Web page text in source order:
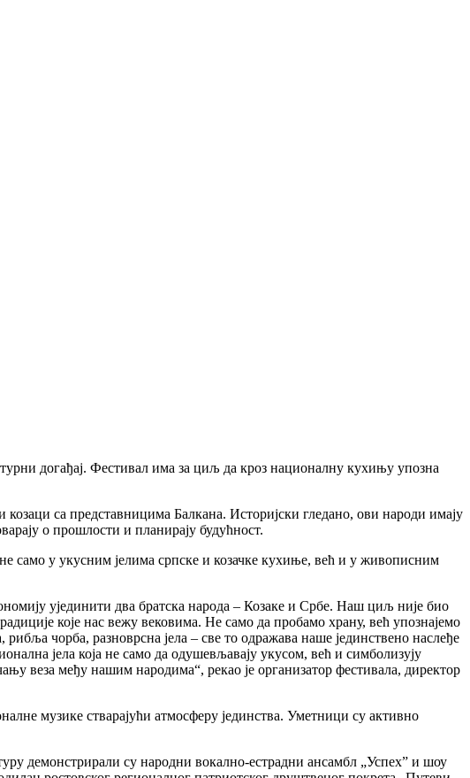
догађај. Фестивал има за циљ да кроз националну кухињу упозна
са представницима Балкана. Историјски гледано, ови народи имају
о прошлости и планирају будућност.
само у укусним јелима српске и козачке кухиње, већ и у живописним
ујединити два братска народа – Козаке и Србе. Наш циљ није био
које нас вежу вековима. Не само да пробамо храну, већ упознајемо
чорба, разноврсна јела – све то одражава наше јединствено наслеђе
јела која не само да одушевљавају укусом, већ и симболизују
веза међу нашим народима“, рекао је организатор фестивала, директор
музике стварајући атмосферу јединства. Уметници су активно
демонстрирали су народни вокално-естрадни ансамбл „Успех” и шоу